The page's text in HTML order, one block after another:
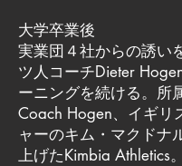
大学卒業後
実業団４社からの誘い
ツ人コーチDieter
ーニングを続ける。所
Coach Hogen、イギリ
ャーのキム・マクドナ
上げたKimbia Athletics。